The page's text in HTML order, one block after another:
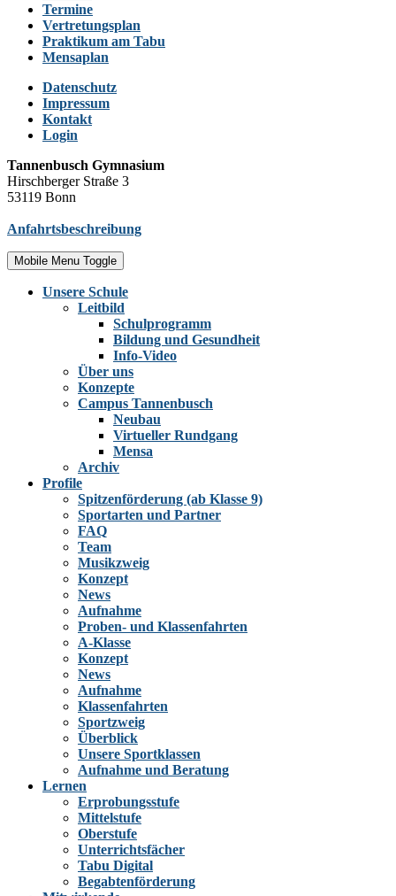
Termine
Vertretungsplan
Praktikum am Tabu
Mensaplan
Datenschutz
Impressum
Kontakt
Login
Tannenbusch Gymnasium
Hirschberger Straße 3
53119 Bonn
Anfahrtsbeschreibung
Mobile Menu Toggle
Unsere Schule
Leitbild
Schulprogramm
Bildung und Gesundheit
Info-Video
Über uns
Konzepte
Campus Tannenbusch
Neubau
Virtueller Rundgang
Mensa
Archiv
Profile
Spitzenförderung (ab Klasse 9)
Sportarten und Partner
FAQ
Team
Musikzweig
Konzept
News
Aufnahme
Proben- und Klassenfahrten
A-Klasse
Konzept
News
Aufnahme
Klassenfahrten
Sportzweig
Überblick
Unsere Sportklassen
Aufnahme und Beratung
Lernen
Erprobungsstufe
Mittelstufe
Oberstufe
Unterrichtsfächer
Tabu Digital
Begabtenförderung